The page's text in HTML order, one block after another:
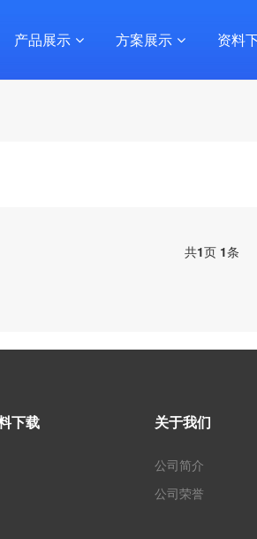
产品展示 方案展示 资料
共1页 1条
下载 关于我们
公司简介
公司荣誉